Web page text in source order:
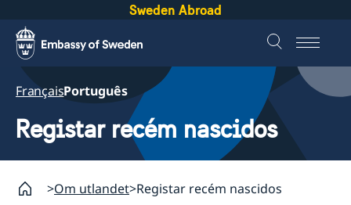
Sweden Abroad
FrançaisPortuguês
Registar recém nascidos
Om utlandet Registar recém nascidos